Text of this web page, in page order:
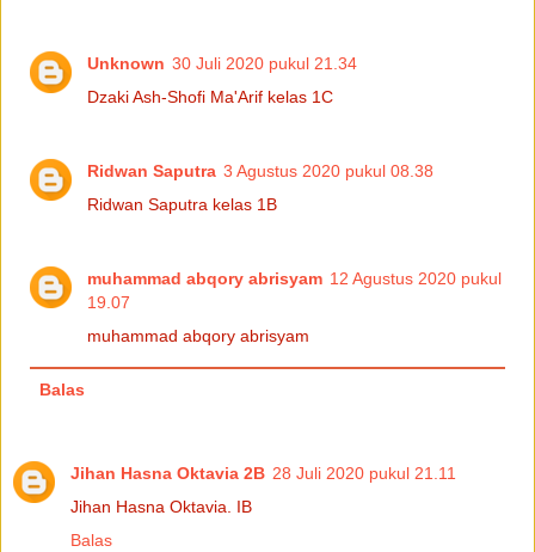
Unknown 30 Juli 2020 pukul 21.34
Dzaki Ash-Shofi Ma'Arif kelas 1C
Ridwan Saputra 3 Agustus 2020 pukul 08.38
Ridwan Saputra kelas 1B
muhammad abqory abrisyam 12 Agustus 2020 pukul
19.07
muhammad abqory abrisyam
Balas
Jihan Hasna Oktavia 2B 28 Juli 2020 pukul 21.11
Jihan Hasna Oktavia. IB
Balas